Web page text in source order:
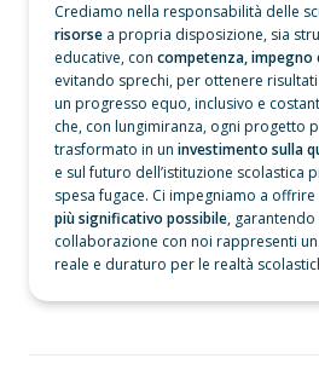
Crediamo nella responsabilità delle
risorse a propria disposizione, sia
educative, con competenza, impegno
evitando sprechi, per ottenere
un progresso equo, inclusivo e
che, con lungimiranza, ogni progetto
trasformato in un investimento sulla
e sul futuro dell’istituzione scolastica
spesa fugace. Ci impegniamo a offrire
più significativo possibile, garantendo
collaborazione con noi rappresenti
reale e duraturo per le realtà